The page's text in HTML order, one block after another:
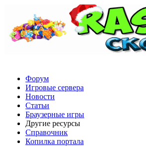
Форум
Игровые сервера
Новости
Статьи
Браузерные игры
Другие ресурсы
Справочник
Копилка портала